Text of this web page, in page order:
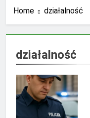
Home działalność
działalność